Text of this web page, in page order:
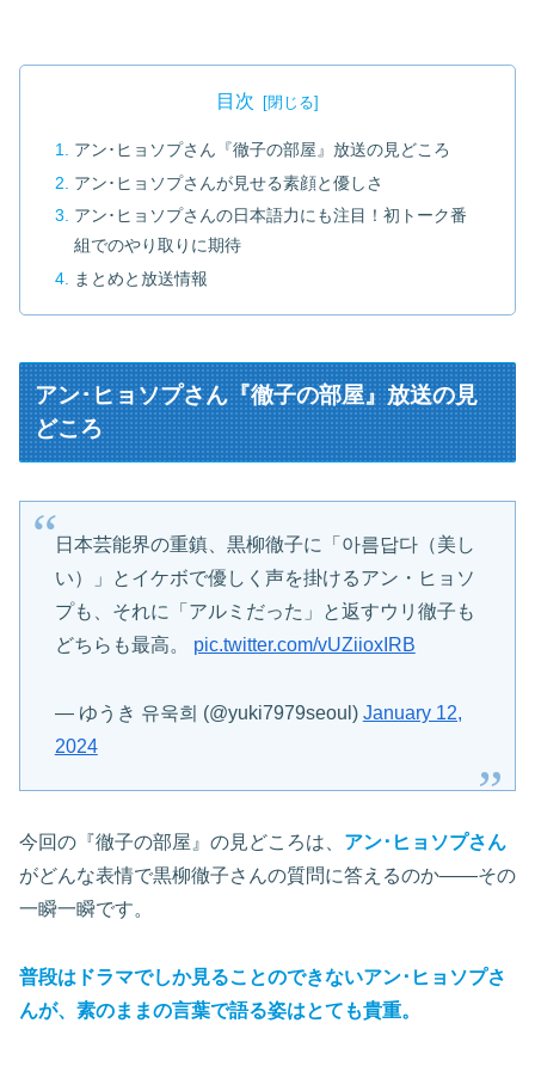
目次
アン･ヒョソプさん『徹子の部屋』放送の見どころ
アン･ヒョソプさんが見せる素顔と優しさ
アン･ヒョソプさんの日本語力にも注目！初トーク番
組でのやり取りに期待
まとめと放送情報
アン･ヒョソプさん『徹子の部屋』放送の見
どころ
日本芸能界の重鎮、黒柳徹子に「아름답다（美し
い）」とイケボで優しく声を掛けるアン・ヒョソ
プも、それに「アルミだった」と返すウリ徹子も
どちらも最高。 pic.twitter.com/vUZiioxIRB
— ゆうき 유욱희 (@yuki7979seoul) January 12,
2024
今回の『徹子の部屋』の見どころは、 アン･ヒョソプさん
がどんな表情で黒柳徹子さんの質問に答えるのか――その
一瞬一瞬です。
普段はドラマでしか見ることのできないアン･ヒョソプさ
んが、素のままの言葉で語る姿はとても貴重。